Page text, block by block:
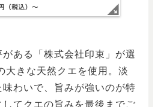
ある「株式会社印束」が選
大きな天然クエを使用。淡
わいで、旨みが強いのが特
てクエの旨みを最後までご